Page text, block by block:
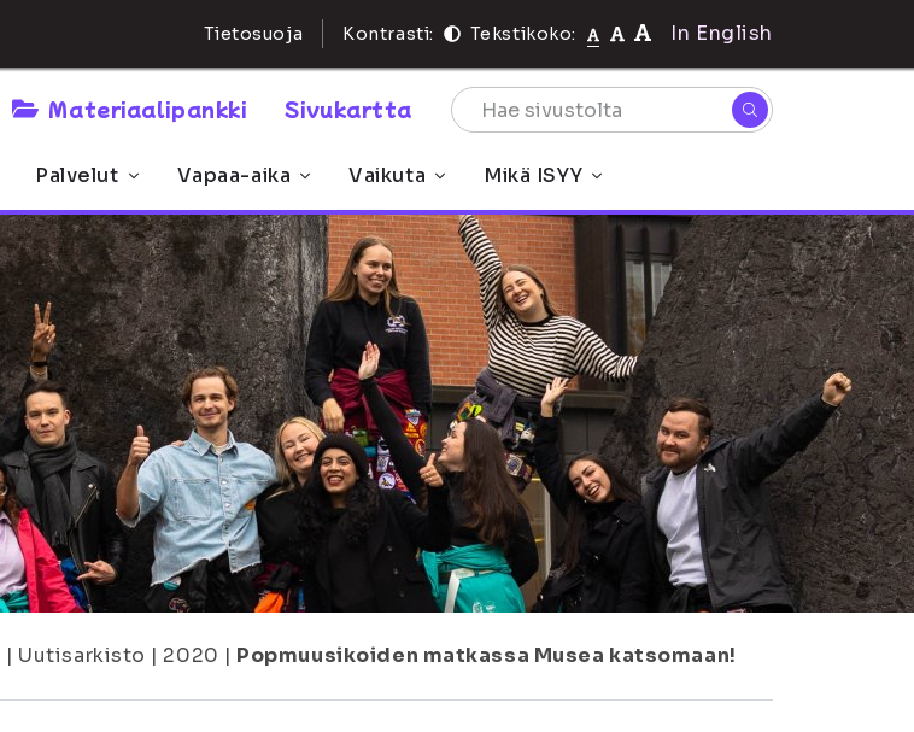
Tietosuoja Kontrasti: Tekstikoko: In English
Materiaalipankki Sivukartta
Palvelut Vapaa-aika Vaikuta Mikä ISYY
| Uutisarkisto | 2020 | Popmuusikoiden matkassa Musea katsomaan!